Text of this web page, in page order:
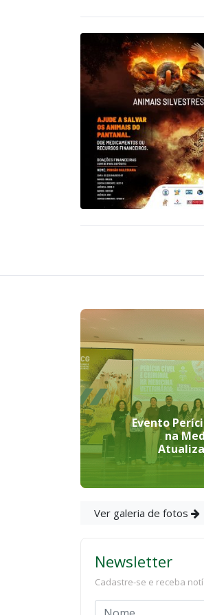
Evento
na
Ver galeria de fotos
Newsletter
Cadastre-se e receba